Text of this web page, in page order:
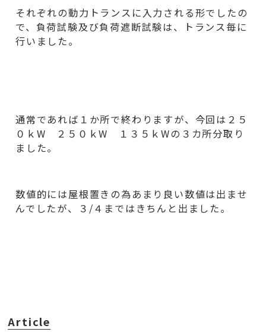
それぞれの動力トランスに入力される形でしたの
で、負荷試験及び負荷遮断試験は、トランス毎に
行いました。
通常であれば１か所で終わりますが、今回は２５
０ｋW ２５０ｋW １３５ｋWの３カ所分取り
ました。
数値的には屋根置きの為あまり良い数値は出ませ
んでしたが、３/４まではきちんと出ました。
Article